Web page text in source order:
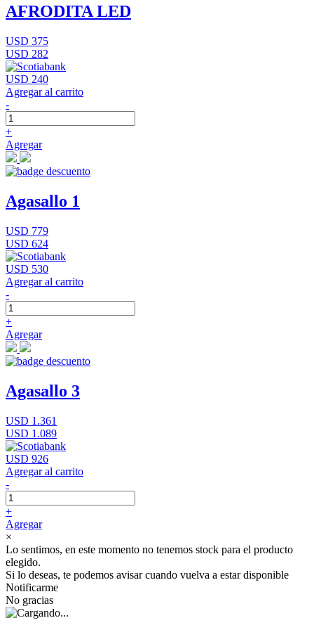
AFRODITA LED
USD 375
USD 282
USD 240
Agregar al carrito
-
+
Agregar
Agasallo 1
USD 779
USD 624
USD 530
Agregar al carrito
-
+
Agregar
Agasallo 3
USD 1.361
USD 1.089
USD 926
Agregar al carrito
-
+
Agregar
×
Lo sentimos, en este momento no tenemos stock para el producto
elegido.
Si lo deseas, te podemos avisar cuando vuelva a estar disponible
Notificarme
No gracias